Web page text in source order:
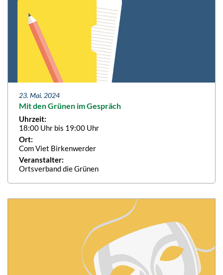
23. Mai. 2024
Mit den Grünen im Gespräch
Uhrzeit:
18:00 Uhr bis 19:00 Uhr
Ort:
Com Viet Birkenwerder
Veranstalter:
Ortsverband die Grünen